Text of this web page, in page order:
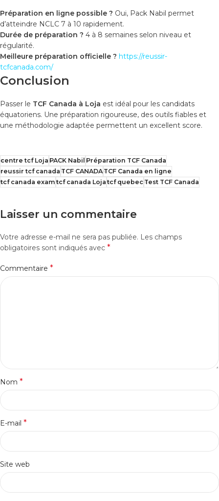
Préparation en ligne possible ? Oui, Pack Nabil permet
d’atteindre NCLC 7 à 10 rapidement.
Durée de préparation ? 4 à 8 semaines selon niveau et
régularité.
Meilleure préparation officielle ? https://reussir-
tcfcanada.com/
Conclusion
Passer le TCF Canada à Loja est idéal pour les candidats
équatoriens. Une préparation rigoureuse, des outils fiables et
une méthodologie adaptée permettent un excellent score.
centre tcf Loja PACK Nabil Préparation TCF Canada
reussir tcf canada TCF CANADATCF Canada en ligne
tcf canada exam tcf canada Loja tcf quebecTest TCF Canada
Laisser un commentaire
Votre adresse e-mail ne sera pas publiée. Les champs
obligatoires sont indiqués avec *
Commentaire *
Nom *
E-mail *
Site web